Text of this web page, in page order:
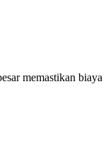
memastikan biaya